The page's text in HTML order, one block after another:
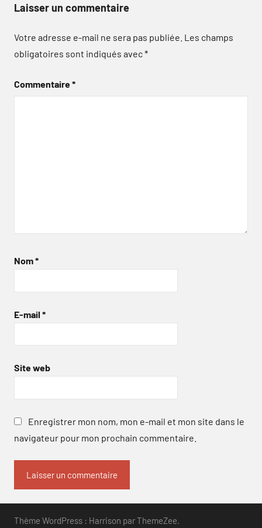
Laisser un commentaire
Votre adresse e-mail ne sera pas publiée. Les champs
obligatoires sont indiqués avec*
Commentaire*
Nom*
E-mail *
Site web
Enregistrer mon nom, mon e-mail et mon site dans le
navigateur pour mon prochain commentaire.
Thème WordPress : Harrison par ThemeZee.